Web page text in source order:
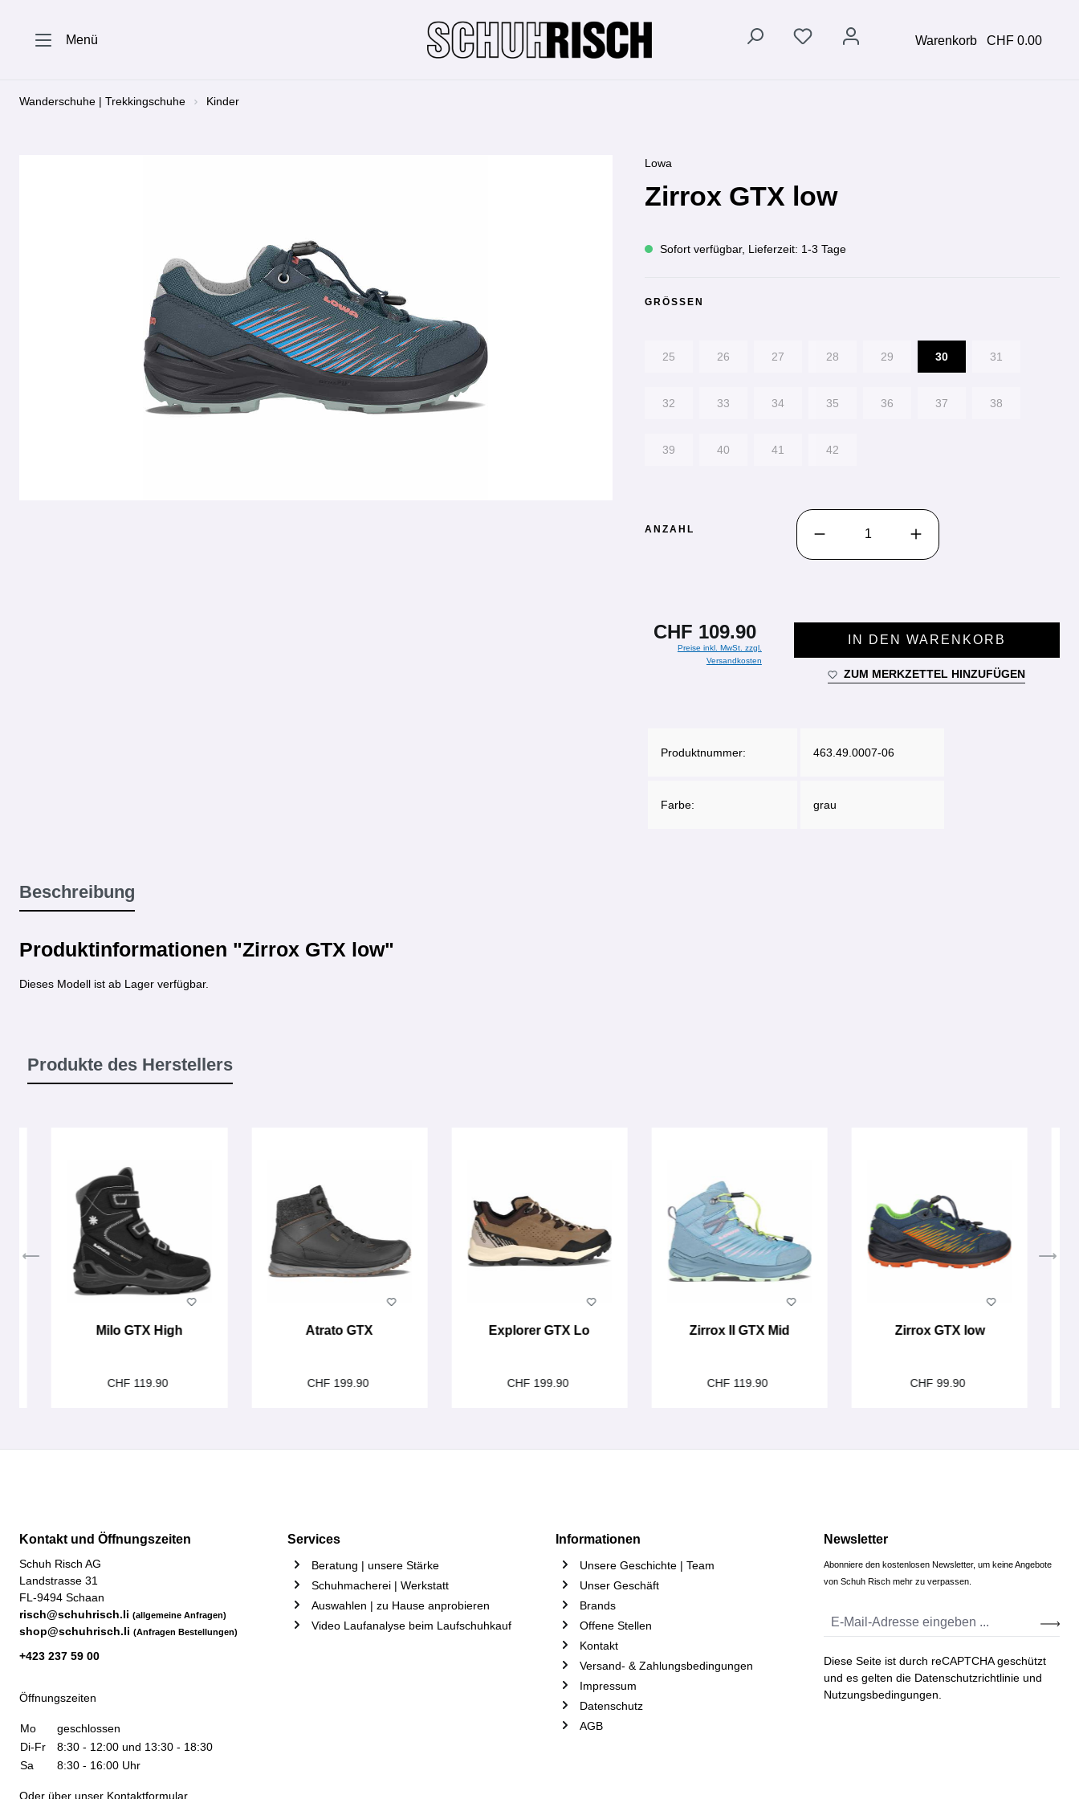
Menü Warenkorb CHF 0.00
Wanderschuhe | Trekkingschuhe Kinder
Lowa
Zirrox GTX low
Sofort verfügbar, Lieferzeit: 1-3 Tage
GRÖSSEN
25 26 27 28 29 30 31
32 33 34 35 36 37 38
39 40 41 42
ANZAHL
PRODUKT ANZAHL: GIB DEN GEWÜNSCHTEN
CHF 109.90
Preise inkl. MwSt. zzgl.
Versandkosten
IN DEN WARENKORB
ZUM MERKZETTEL HINZUFÜGEN
Produktnummer: 463.49.0007-06
Farbe: grau
Beschreibung
Produktinformationen "Zirrox GTX low"
Dieses Modell ist ab Lager verfügbar.
Produkte des Herstellers
Milo GTX High
CHF 119.90
Atrato GTX
CHF 199.90
Explorer GTX Lo
CHF 199.90
Zirrox II GTX Mid
CHF 119.90
Zirrox GTX low
CHF 99.90
Kontakt und Öffnungszeiten
Schuh Risch AG
Landstrasse 31
FL-9494 Schaan
risch@schuhrisch.li (allgemeine Anfragen)
shop@schuhrisch.li (Anfragen Bestellungen)
+423 237 59 00
Öffnungszeiten
Mo
geschlossen
Di-Fr
8:30 - 12:00 und 13:30 - 18:30
Sa
8:30 - 16:00 Uhr
Oder über unser Kontaktformular.
Services
Beratung | unsere Stärke
Schuhmacherei | Werkstatt
Auswahlen | zu Hause anprobieren
Video Laufanalyse beim Laufschuhkauf
Informationen
Unsere Geschichte | Team
Unser Geschäft
Brands
Offene Stellen
Kontakt
Versand- & Zahlungsbedingungen
Impressum
Datenschutz
AGB
Newsletter
Abonniere den kostenlosen Newsletter, um keine Angebote
von Schuh Risch mehr zu verpassen.
Diese Seite ist durch reCAPTCHA geschützt
und es gelten die Datenschutzrichtlinie und
Nutzungsbedingungen